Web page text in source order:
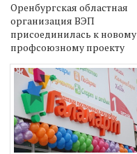
Оренбургская областная
организация ВЭП
присоединилась к новому
профсоюзному проекту